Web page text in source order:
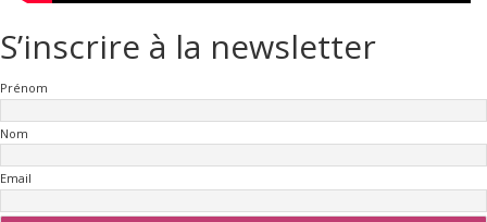
S’inscrire à la newsletter
Prénom
Nom
Email